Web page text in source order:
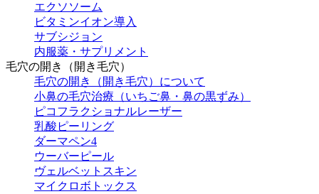
エクソソーム
ビタミンイオン導入
サブシジョン
内服薬・サプリメント
毛穴の開き（開き毛穴）
毛穴の開き（開き毛穴）について
小鼻の毛穴治療（いちご鼻・鼻の黒ずみ）
ピコフラクショナルレーザー
乳酸ピーリング
ダーマペン4
ウーバーピール
ヴェルベットスキン
マイクロボトックス